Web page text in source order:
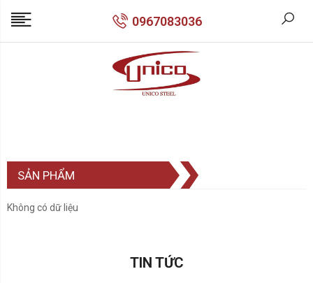
0967083036
SẢN PHẨM
Không có dữ liệu
TIN TỨC